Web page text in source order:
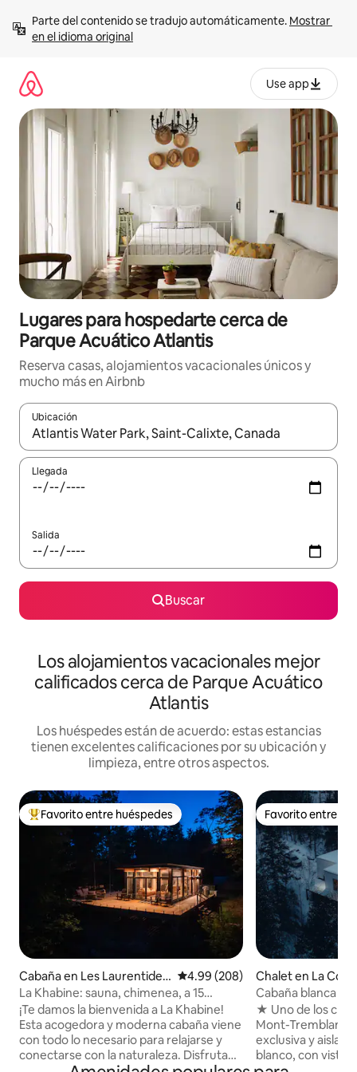
contenido
Parte del contenido se tradujo automáticamente. Mostrar
en el idioma original
Use app
Lugares para hospedarte cerca de
Parque Acuático Atlantis
Reserva casas, alojamientos vacacionales únicos y
mucho más en Airbnb
Ubicación
Cuando los resultados estén disponibles, podrás navegar
Llegada
Salida
Buscar
Los alojamientos vacacionales mejor
calificados cerca de Parque Acuático
Atlantis
Los huéspedes están de acuerdo: estas estancias
tienen excelentes calificaciones por su ubicación y
limpieza, entre otros aspectos.
De los mejores en Favorito entre huéspedes
Favorito entre huéspedes
Cabaña en Les Laurentides
Regional County Municipalit
y
Calificación promedio: 4.99 de
4.99 (208)
La Khabine: sauna, chimenea, a 15
minutos de Tremblant
¡Te damos la bienvenida a La Khabine!
Esta acogedora y moderna cabaña viene
con todo lo necesario para relajarse y
conectarse con la naturaleza. Disfruta
Favorito entre
Favorito entre
Chalet en La
Cabaña blanca
Architect, spa y
★ Uno de los
Mont-Tremblant
exclusiva y
blanco, con